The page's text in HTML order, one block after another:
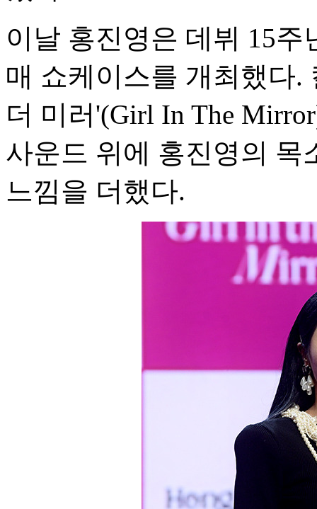
이날 홍진영은 데뷔 15
매 쇼케이스를 개최했다.
더 미러'(Girl In The
사운드 위에 홍진영의 목
느낌을 더했다.